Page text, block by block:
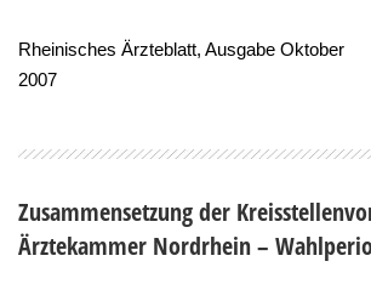
Rheinisches Ärzteblatt, Ausgabe Oktober
2007
Zusammensetzung der
Ärztekammer Nordrhein –